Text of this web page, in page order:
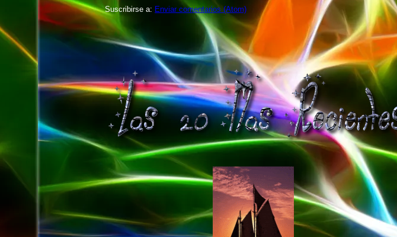
Suscribirse a: Enviar comentarios (Atom)